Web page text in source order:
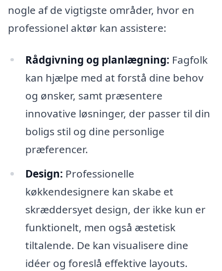
nogle af de vigtigste områder, hvor en
professionel aktør kan assistere:
Rådgivning og planlægning: Fagfolk
kan hjælpe med at forstå dine behov
og ønsker, samt præsentere
innovative løsninger, der passer til din
boligs stil og dine personlige
præferencer.
Design: Professionelle
køkkendesignere kan skabe et
skræddersyet design, der ikke kun er
funktionelt, men også æstetisk
tiltalende. De kan visualisere dine
idéer og foreslå effektive layouts.